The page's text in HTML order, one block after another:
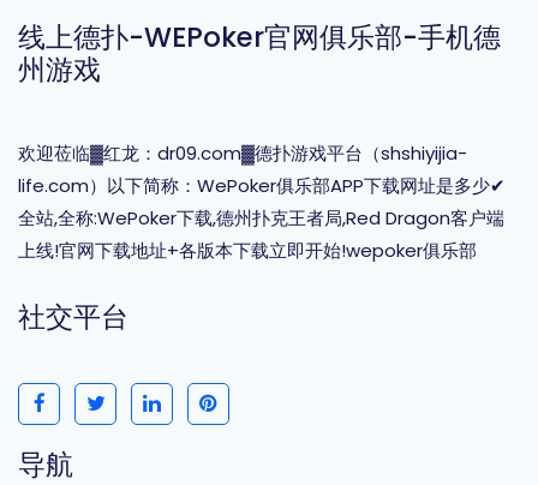
线上德扑-WEPoker官网俱乐部-手机德
州游戏
欢迎莅临▓红龙：dr09.com▓德扑游戏平台（shshiyijia-
life.com）以下简称：WePoker俱乐部APP下载网址是多少✔
全站,全称:WePoker下载,德州扑克王者局,Red Dragon客户端
上线!官网下载地址+各版本下载立即开始!wepoker俱乐部
社交平台
导航